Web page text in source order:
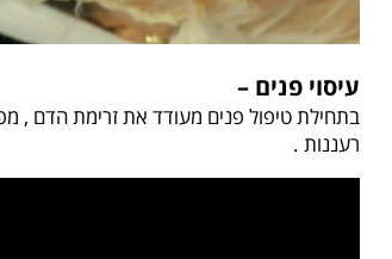
עיסוי פנים –
בתחילת טיפול פנים מעודד את זרימת הדם ,
רעננות .